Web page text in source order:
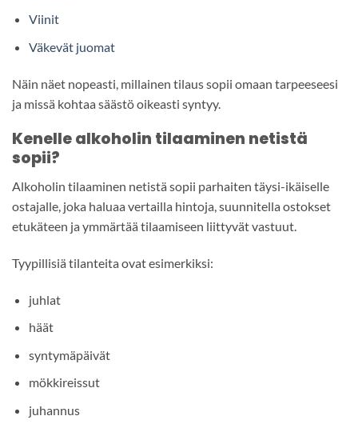
Viinit
Väkevät juomat
Näin näet nopeasti, millainen tilaus sopii omaan tarpeeseesi
ja missä kohtaa säästö oikeasti syntyy.
Kenelle alkoholin tilaaminen netistä
sopii?
Alkoholin tilaaminen netistä sopii parhaiten täysi-ikäiselle
ostajalle, joka haluaa vertailla hintoja, suunnitella ostokset
etukäteen ja ymmärtää tilaamiseen liittyvät vastuut.
Tyypillisiä tilanteita ovat esimerkiksi:
juhlat
häät
syntymäpäivät
mökkireissut
juhannus